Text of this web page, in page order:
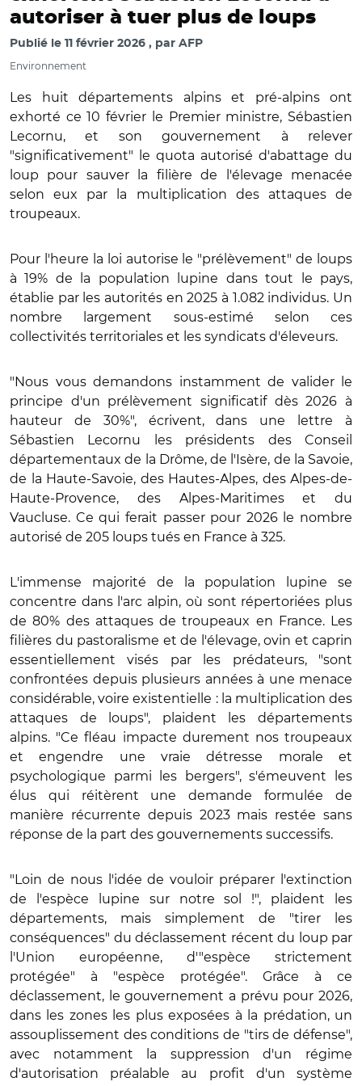
autoriser à tuer plus de loups
Publié le 11 février 2026 par AFP
Environnement
Les huit départements alpins et pré-alpins ont
exhorté ce 10 février le Premier ministre, Sébastien
Lecornu, et son gouvernement à relever
"significativement" le quota autorisé d'abattage du
loup pour sauver la filière de l'élevage menacée
selon eux par la multiplication des attaques de
troupeaux.
Pour l'heure la loi autorise le "prélèvement" de loups
à 19% de la population lupine dans tout le pays,
établie par les autorités en 2025 à 1.082 individus. Un
nombre largement sous-estimé selon ces
collectivités territoriales et les syndicats d'éleveurs.
"Nous vous demandons instamment de valider le
principe d'un prélèvement significatif dès 2026 à
hauteur de 30%", écrivent, dans une lettre à
Sébastien Lecornu les présidents des Conseil
départementaux de la Drôme, de l'Isère, de la Savoie,
de la Haute-Savoie, des Hautes-Alpes, des Alpes-de-
Haute-Provence, des Alpes-Maritimes et du
Vaucluse. Ce qui ferait passer pour 2026 le nombre
autorisé de 205 loups tués en France à 325.
L'immense majorité de la population lupine se
concentre dans l'arc alpin, où sont répertoriées plus
de 80% des attaques de troupeaux en France. Les
filières du pastoralisme et de l'élevage, ovin et caprin
essentiellement visés par les prédateurs, "sont
confrontées depuis plusieurs années à une menace
considérable, voire existentielle : la multiplication des
attaques de loups", plaident les départements
alpins. "Ce fléau impacte durement nos troupeaux
et engendre une vraie détresse morale et
psychologique parmi les bergers", s'émeuvent les
élus qui réitèrent une demande formulée de
manière récurrente depuis 2023 mais restée sans
réponse de la part des gouvernements successifs.
"Loin de nous l'idée de vouloir préparer l'extinction
de l'espèce lupine sur notre sol !", plaident les
départements, mais simplement de "tirer les
conséquences" du déclassement récent du loup par
l'Union européenne, d'"espèce strictement
protégée" à "espèce protégée". Grâce à ce
déclassement, le gouvernement a prévu pour 2026,
dans les zones les plus exposées à la prédation, un
assouplissement des conditions de "tirs de défense",
avec notamment la suppression d'un régime
d'autorisation préalable au profit d'un système